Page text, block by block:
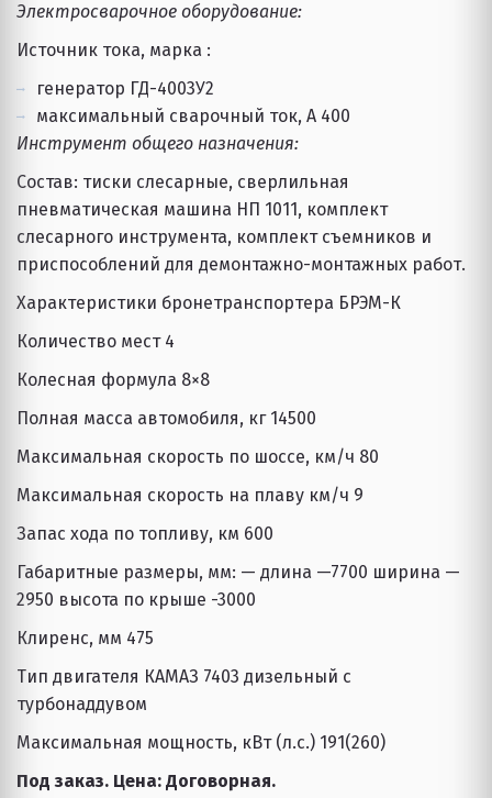
Электросварочное оборудование:
Источник тока, марка :
генератор ГД-4003У2
максимальный сварочный ток, А 400
Инструмент общего назначения:
Состав: тиски слесарные, сверлильная
пневматическая машина НП 1011, комплект
слесарного инструмента, комплект съемников и
приспособлений для демонтажно-монтажных работ.
Характеристики бронетранспортера БРЭМ-К
Количество мест 4
Колесная формула 8×8
Полная масса автомобиля, кг 14500
Максимальная скорость по шоссе, км/ч 80
Максимальная скорость на плаву км/ч 9
Запас хода по топливу, км 600
Габаритные размеры, мм: — длина —7700 ширина —
2950 высота по крыше -3000
Клиренс, мм 475
Тип двигателя КАМАЗ 7403 дизельный с
турбонаддувом
Максимальная мощность, кВт (л.с.) 191(260)
Под заказ. Цена: Договорная.